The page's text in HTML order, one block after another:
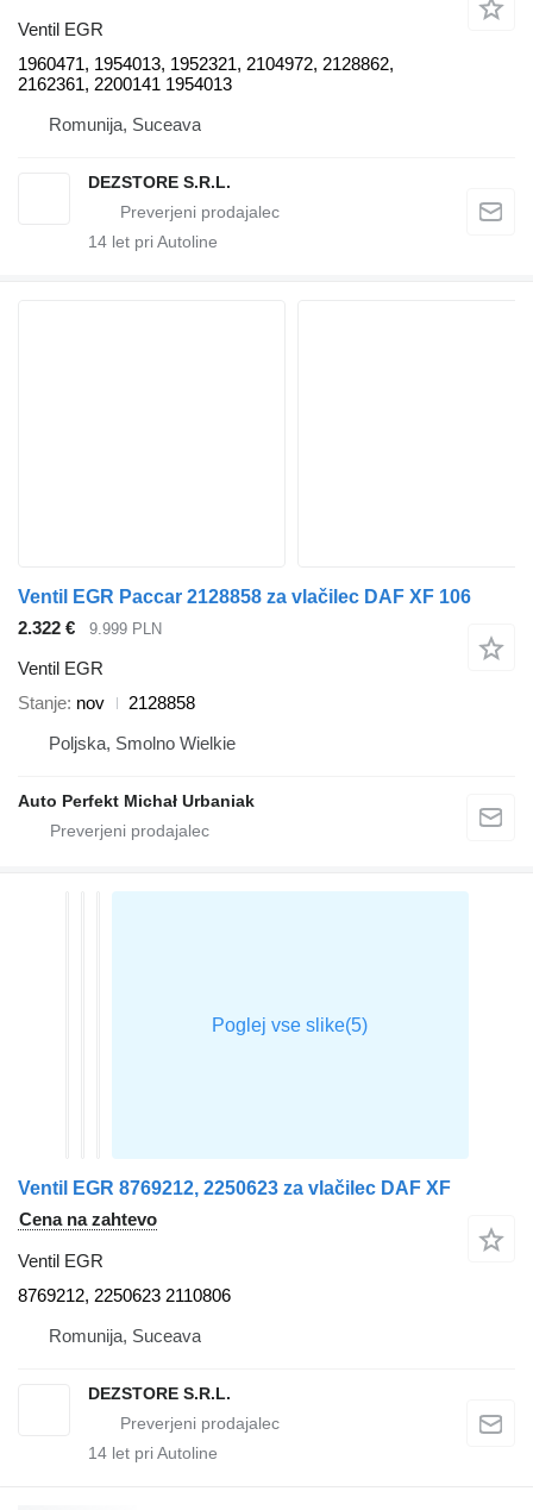
Ventil EGR
1960471, 1954013, 1952321, 2104972, 2128862,
2162361, 2200141 1954013
Romunija, Suceava
DEZSTORE S.R.L.
14 let pri Autoline
Ventil EGR Paccar 2128858 za vlačilec DAF XF 106
2.322 €
9.999 PLN
Ventil EGR
Stanje nov
2128858
Poljska, Smolno Wielkie
Auto Perfekt Michał Urbaniak
Ventil EGR 8769212, 2250623 za vlačilec DAF XF
Cena na zahtevo
Ventil EGR
8769212, 2250623 2110806
Romunija, Suceava
DEZSTORE S.R.L.
14 let pri Autoline